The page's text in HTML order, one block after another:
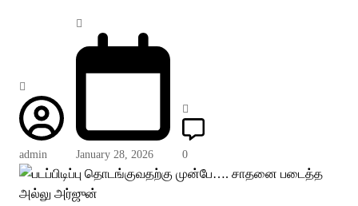
admin January 28, 2026 0